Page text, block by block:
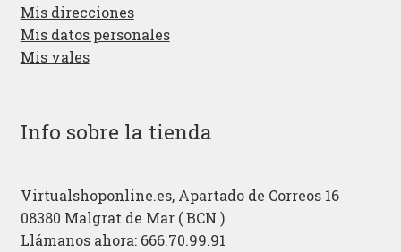
Mis direcciones
Mis datos personales
Mis vales
Info sobre la tienda
Virtualshoponline.es, Apartado de Correos 16
08380 Malgrat de Mar ( BCN )
Llámanos ahora: 666.70.99.91